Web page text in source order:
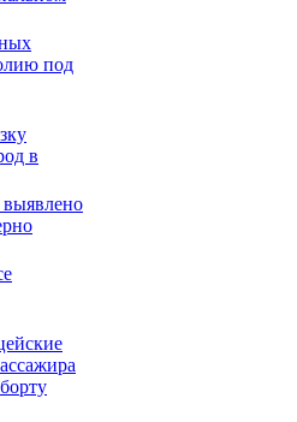
под
в
выявлено